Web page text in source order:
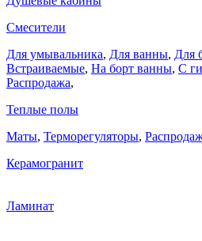
Смесители
Для умывальника, Для ванны, Для
Встраиваемые, На борт ванны, C
Распродажа,
Теплые полы
Маты, Терморегуляторы,
Керамогранит
Ламинат